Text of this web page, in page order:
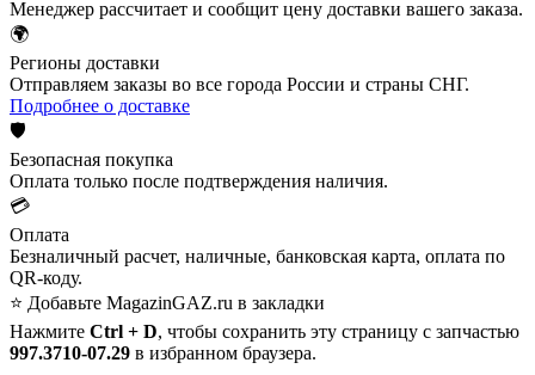
Менеджер рассчитает и сообщит цену доставки вашего заказа.
🌍
Регионы доставки
Отправляем заказы во все города России и страны СНГ.
Подробнее о доставке
🛡️
Безопасная покупка
Оплата только после подтверждения наличия.
💳
Оплата
Безналичный расчет, наличные, банковская карта, оплата по
QR-коду.
⭐ Добавьте MagazinGAZ.ru в закладки
Нажмите Ctrl + D, чтобы сохранить эту страницу с запчастью
997.3710-07.29 в избранном браузера.